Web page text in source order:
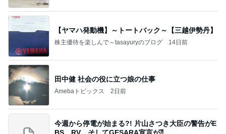
【ヤマハ発動機】～トートバック～【三越伊勢丹】
株主優待を楽しんで～tasayuryのブログ 14日前
田中健 社会の役に立つ娘の仕事
Amebaトピックス 2日前
今週から停電が始まる?! 片山さつき大臣の警告がE